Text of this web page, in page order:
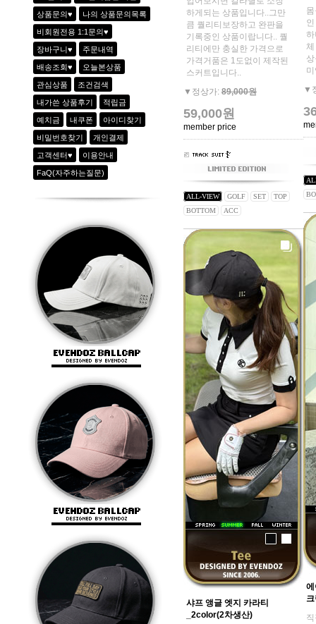
상품문의♥ 나의 상품문의목록
비회원전용 1:1문의♥
장바구니♥ 주문내역
배송조회♥ 오늘본상품
관심상품 조건검색
내가쓴 상품후기 적립금
예치금 내쿠폰 아이디찾기
비밀번호찾기 개인결제
고객센터♥ 이용안내
FaQ(자주하는질문)
하게되는 상품입니다..그만
큼 퀄리티보장하고 완판을
기록중인 상품이랍니다.. 퀄
리티에만 충실한 가격으로
가격거품은 1도없이 제작된
스커트입니다..
▼정상가: 89,000원
59,000원
member price
ALL-VIEW GOLF SET
TOP
BOTTOM
ACC
체
▼
샤프 앵글 엣지 카라티
_2color(2차생산)